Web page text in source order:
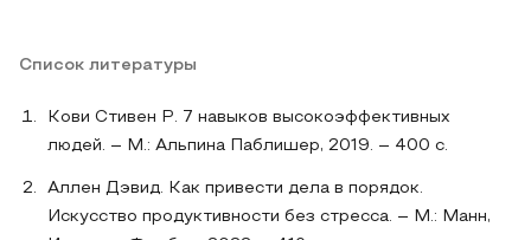
Список литературы
Кови Стивен Р. 7 навыков высокоэффективных
людей. – М.: Альпина Паблишер, 2019. – 400 с.
Аллен Дэвид. Как привести дела в порядок.
Искусство продуктивности без стресса. – М.: Манн,